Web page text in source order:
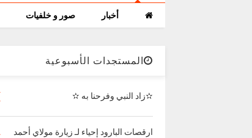
أخبار صور و خلفيات
المستجدات الأسبوعية
✫زاد النبي وفرحنا به ✫
ارقصات البارود إحياء لـ زيارة مولاي أحمد